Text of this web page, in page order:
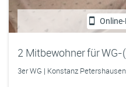
3er WG | Konstanz